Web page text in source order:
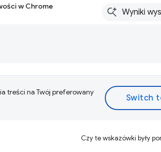
w Chrome
treści na Twój preferowany
Czy te wskazówki były